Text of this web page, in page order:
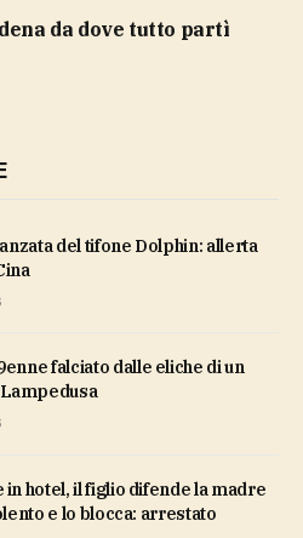
da dove tutto partì
e lo blocca: arrestato